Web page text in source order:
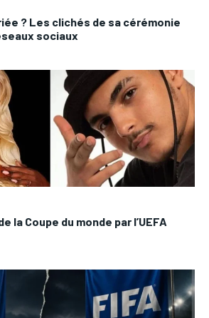
? Les clichés de sa cérémonie
sociaux
la Coupe du monde par l’UEFA